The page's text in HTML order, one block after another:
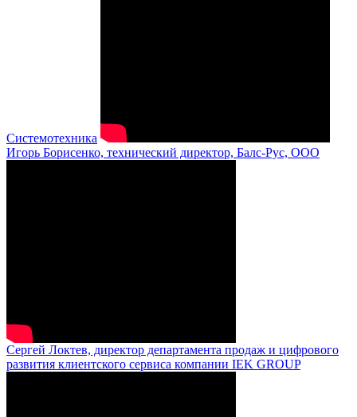
Системотехника
Игорь Борисенко, технический директор, Балс-Рус, ООО
Сергей Локтев, директор департамента продаж и цифрового
развития клиентского сервиса компании IEK GROUP